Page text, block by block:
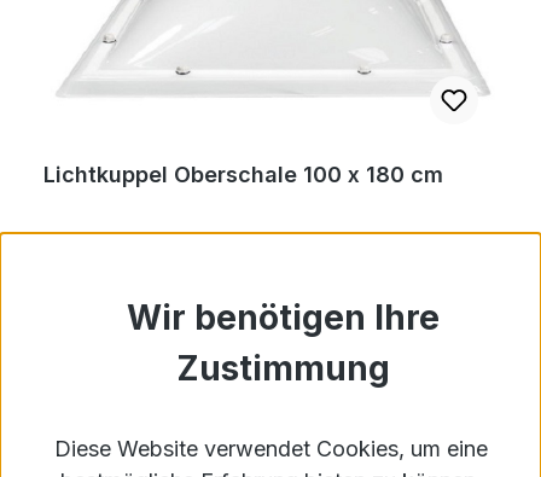
Lichtkuppel Oberschale 100 x 180 cm
Details
Diese Website verwendet Cookies, um eine